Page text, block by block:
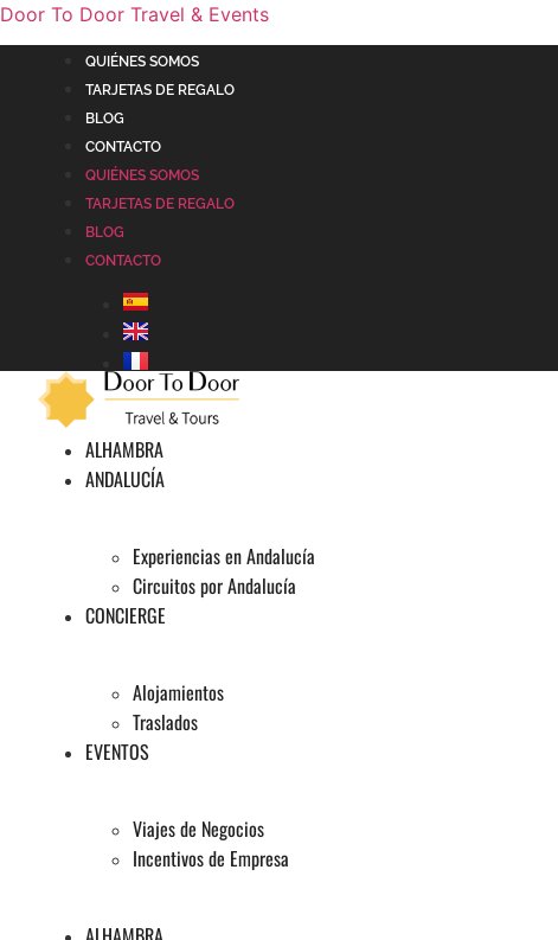
Door To Door Travel & Events
QUIÉNES SOMOS
TARJETAS DE REGALO
BLOG
CONTACTO
QUIÉNES SOMOS
TARJETAS DE REGALO
BLOG
CONTACTO
ALHAMBRA
ANDALUCÍA
Experiencias en Andalucía
Circuitos por Andalucía
CONCIERGE
Alojamientos
Traslados
EVENTOS
Viajes de Negocios
Incentivos de Empresa